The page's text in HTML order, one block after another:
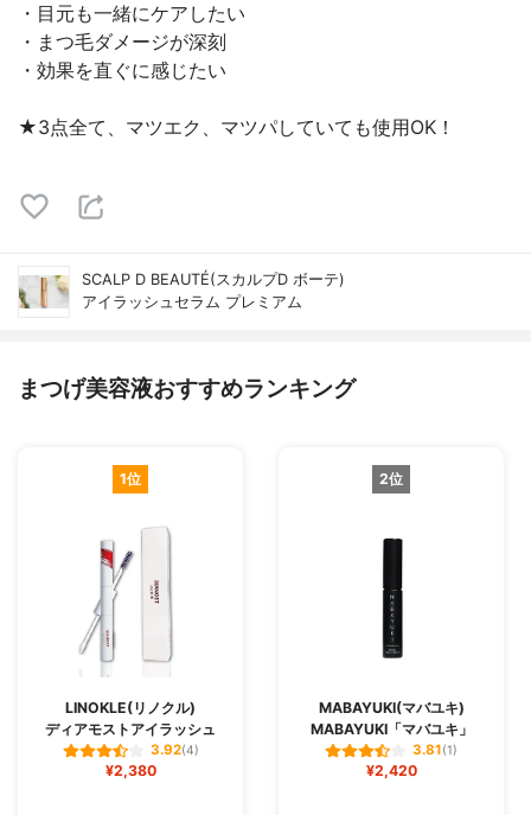
・目元も一緒にケアしたい
・まつ毛ダメージが深刻
・効果を直ぐに感じたい
★3点全て、マツエク、マツパしていても使用OK！
SCALP D BEAUTÉ(スカルプD ボーテ)
アイラッシュセラム プレミアム
まつげ美容液おすすめランキング
1位
LINOKLE(リノクル)
ディアモストアイラッシュ
3.92(4)
¥2,380
2位
MABAYUKI(マバユキ)
MABAYUKI「マバユキ」
3.81(1)
¥2,420